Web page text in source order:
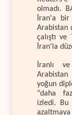
olmadı.
İran'a bir
Arabistan
çalıştı ve
İran'la
İranlı
Arabistan
yoğun
“daha
izledi. Bu
azaltmaya